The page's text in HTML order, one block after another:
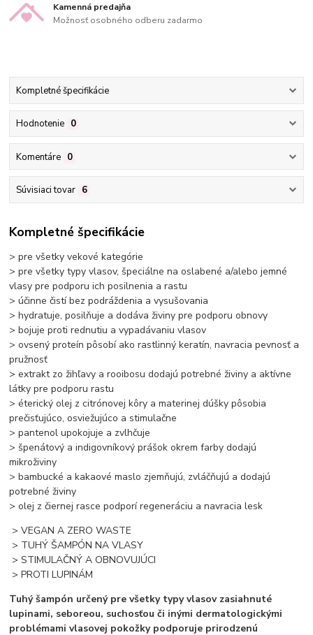
Kamenná predajňa
Možnosť osobného odberu zadarmo
Kompletné špecifikácie
Hodnotenie 0
Komentáre 0
Súvisiaci tovar 6
Kompletné špecifikácie
> pre všetky vekové kategórie
> pre všetky typy vlasov, špeciálne na oslabené a/alebo jemné
vlasy pre podporu ich posilnenia a rastu
> účinne čistí bez podráždenia a vysušovania
> hydratuje, posilňuje a dodáva živiny pre podporu obnovy
> bojuje proti rednutiu a vypadávaniu vlasov
> ovsený proteín pôsobí ako rastlinný keratín, navracia pevnosť a
pružnosť
> extrakt zo žihľavy a rooibosu dodajú potrebné živiny a aktívne
látky pre podporu rastu
> éterický olej z citrónovej kôry a materinej dúšky pôsobia
prečisťujúco, osviežujúco a stimulačne
> pantenol upokojuje a zvlhčuje
> špenátový a indigovníkový prášok okrem farby dodajú
mikroživiny
> bambucké a kakaové maslo zjemňujú, zvláčňujú a dodajú
potrebné živiny
> olej z čiernej rasce podporí regeneráciu a navracia lesk
> VEGAN A ZERO WASTE
> TUHÝ ŠAMPÓN NA VLASY
> STIMULAČNÝ A OBNOVUJÚCI
> PROTI LUPINÁM
Tuhý šampón určený pre všetky typy vlasov zasiahnuté
lupinami, seboreou, suchosťou či inými dermatologickými
problémami vlasovej pokožky podporuje prirodzenú